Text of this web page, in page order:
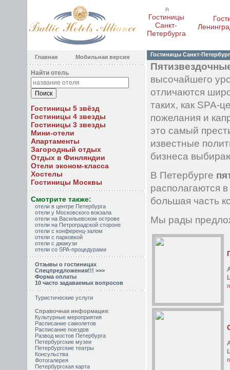
Гостиницы
Санкт-
Петербурга
Главная Мобильная версия
Найти отель
Гостиницы 5 звёзд
Гостиницы 4 звезды
Гостиницы 3 звезды
Мини-отели
Апартаменты
Загородный отдых
Отдых в Финляндии
Отели эконом-класса
Хостелы
Гостиницы Москвы
Смотрите также:
отели в центре Петербурга
отели у Московского вокзала
отели на Васильевском острове
отели на Петроградской стороне
отели с конференц-залом
отели с парковкой
отели с джакузи
отели со SPA-процедурами
Отзывы о гостиницах
Спецпредложения!!! >>>
Форма оплаты
10 часто задаваемых вопросов
Туристические услуги
Справочная информация:
Культурные мероприятия
Расписание самолетов
Расписание поездов
Развод мостов Петербурга
Петербургские музеи
Петербургские театры
Консульства
Фотогалерея
Петербургская карта
Гостиницы Санкт-
высочайшего
отличаются
таких, как SPA-
пожелания и
это самый
известные
бизнеса
В Петербурге
располагаются
большая часть
Мы рады